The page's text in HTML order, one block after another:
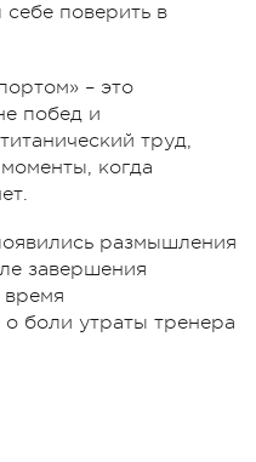
поверить в
– это
побед и
труд,
когда
размышления
завершения
боли утраты тренера